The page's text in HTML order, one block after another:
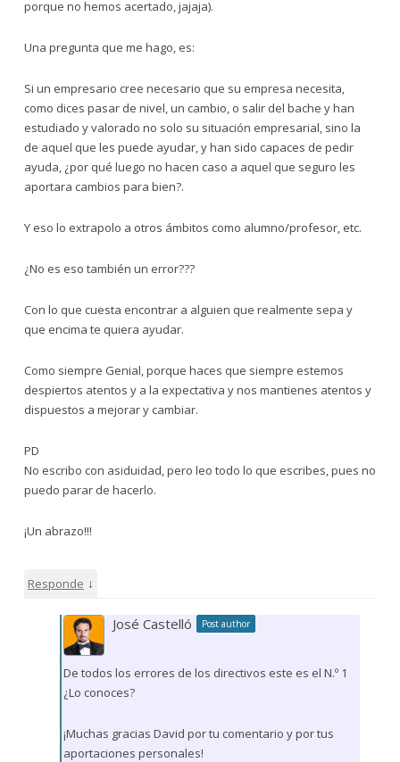
porque no hemos acertado, jajaja).
Una pregunta que me hago, es:
Si un empresario cree necesario que su empresa necesita,
como dices pasar de nivel, un cambio, o salir del bache y han
estudiado y valorado no solo su situación empresarial, sino la
de aquel que les puede ayudar, y han sido capaces de pedir
ayuda, ¿por qué luego no hacen caso a aquel que seguro les
aportara cambios para bien?.
Y eso lo extrapolo a otros ámbitos como alumno/profesor, etc.
¿No es eso también un error???
Con lo que cuesta encontrar a alguien que realmente sepa y
que encima te quiera ayudar.
Como siempre Genial, porque haces que siempre estemos
despiertos atentos y a la expectativa y nos mantienes atentos y
dispuestos a mejorar y cambiar.
PD
No escribo con asiduidad, pero leo todo lo que escribes, pues no
puedo parar de hacerlo.
¡Un abrazo!!!
Responde ↓
José Castelló Post author
De todos los errores de los directivos este es el N.º 1
¿Lo conoces?
¡Muchas gracias David por tu comentario y por tus
aportaciones personales!